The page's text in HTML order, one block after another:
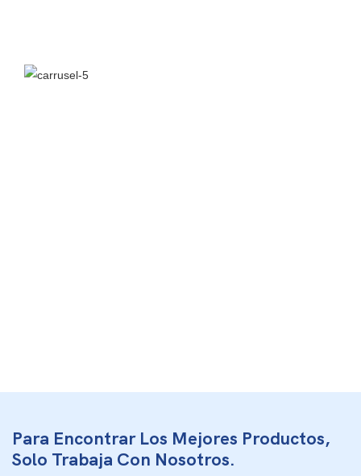
Para Encontrar Los Mejores Productos,
Solo Trabaja Con Nosotros.